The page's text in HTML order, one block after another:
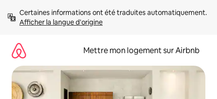
directement
Afficher la langue d'origine
Mettre mon logement sur Airbnb